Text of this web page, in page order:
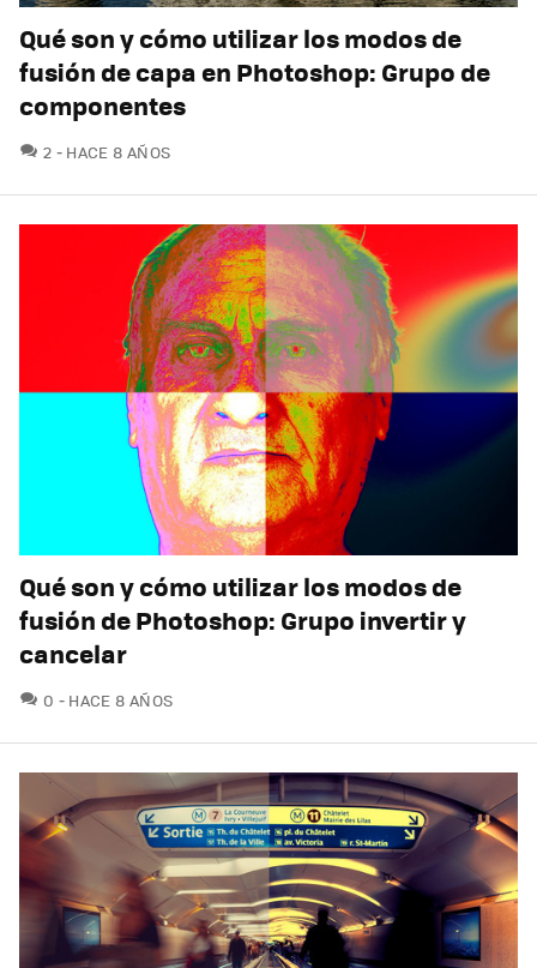
Qué son y cómo utilizar los modos de
fusión de capa en Photoshop: Grupo de
componentes
2 COMENTARIOS
HACE 8 AÑOS
Qué son y cómo utilizar los modos de
fusión de Photoshop: Grupo invertir y
cancelar
0 COMENTARIOS
HACE 8 AÑOS